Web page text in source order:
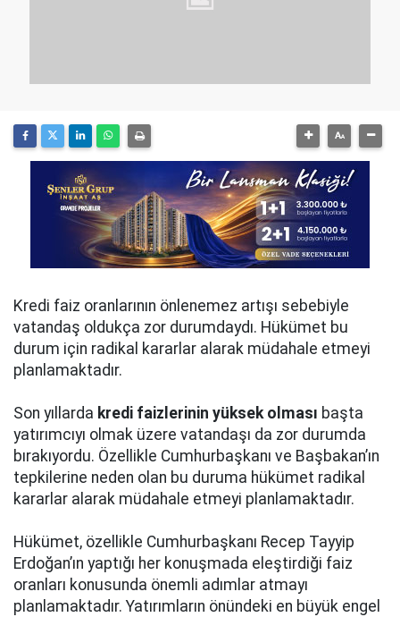
Kredi faiz oranlarının önlenemez artışı sebebiyle
vatandaş oldukça zor durumdaydı. Hükümet bu
durum için radikal kararlar alarak müdahale etmeyi
planlamaktadır.
Son yıllarda kredi faizlerinin yüksek olması başta
yatırımcıyı olmak üzere vatandaşı da zor durumda
bırakıyordu. Özellikle Cumhurbaşkanı ve Başbakan’ın
tepkilerine neden olan bu duruma hükümet radikal
kararlar alarak müdahale etmeyi planlamaktadır.
Hükümet, özellikle Cumhurbaşkanı Recep Tayyip
Erdoğan’ın yaptığı her konuşmada eleştirdiği faiz
oranları konusunda önemli adımlar atmayı
planlamaktadır. Yatırımların önündeki en büyük engel